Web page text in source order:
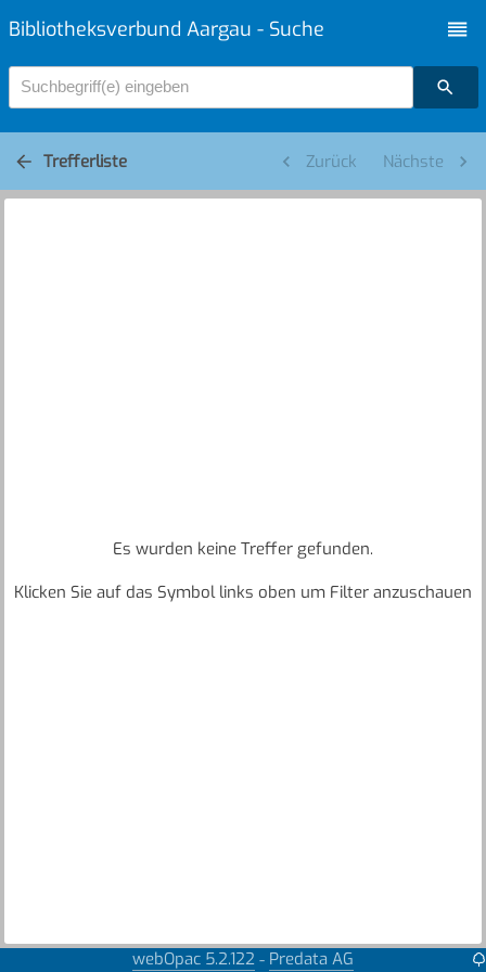
Bibliotheksverbund Aargau - Suche
Suchbegriff(e) eingeben
Trefferliste Zurück Nächste
Es wurden keine Treffer gefunden.
Klicken Sie auf das Symbol links oben um Filter anzuschauen
webOpac 5.2.122 - Predata AG